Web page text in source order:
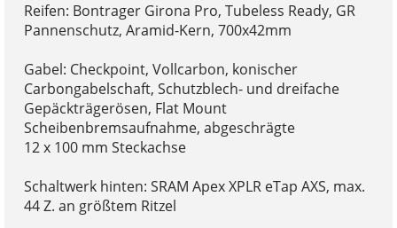
Reifen: Bontrager Girona Pro, Tubeless Ready, GR
Pannenschutz, Aramid-Kern, 700x42mm
Gabel: Checkpoint, Vollcarbon, konischer
Carbongabelschaft, Schutzblech- und dreifache
Gepäckträgerösen, Flat Mount
Scheibenbremsaufnahme, abgeschrägte
12 x 100 mm Steckachse
Schaltwerk hinten: SRAM Apex XPLR eTap AXS, max.
44 Z. an größtem Ritzel